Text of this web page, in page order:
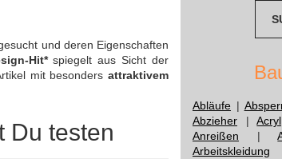
und deren Eigenschaften
Hit*spiegelt aus Sicht der
mit besonders attraktivem
Du testen
Abläufe |
Abzieher |
Anreißen |
Arbeitskleidung